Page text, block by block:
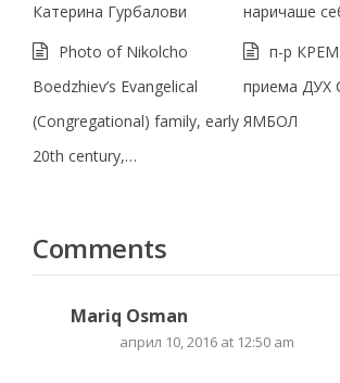
Катерина Гурбалови
наричаше
Photo of Nikolcho
Boedzhiev’s Evangelical
(Congregational) family, early
20th century,…
п-р
приема ДУХ
ЯМБОЛ
Comments
Mariq Osman
април 10, 2016 at 12:50 am